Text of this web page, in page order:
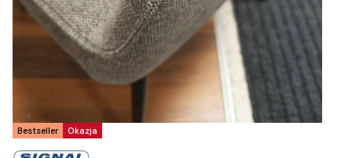
Tagi produktu
Okazja
Bestseller